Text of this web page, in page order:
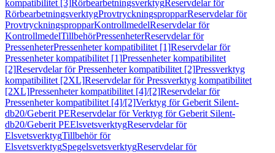
kompatibilitet [3]RörbearbetningsverktygReservdelar för
RörbearbetningsverktygProvtryckningspropparReservdelar för
ProvtryckningspropparKontrollmedelReservdelar för
KontrollmedelTillbehörPressenheterReservdelar för
PressenheterPressenheter kompatibilitet [1]Reservdelar för
Pressenheter kompatibilitet [1]Pressenheter kompatibilitet
[2]Reservdelar för Pressenheter kompatibilitet [2]Pressverktyg
kompatibilitet [2XL]Reservdelar för Pressverktyg kompatibilitet
[2XL]Pressenheter kompatibilitet [4]/[2]Reservdelar för
Pressenheter kompatibilitet [4]/[2]Verktyg för Geberit Silent-
db20/Geberit PEReservdelar för Verktyg för Geberit Silent-
db20/Geberit PEElsvetsverktygReservdelar för
ElsvetsverktygTillbehör för
ElsvetsverktygSpegelsvetsverktygReservdelar för